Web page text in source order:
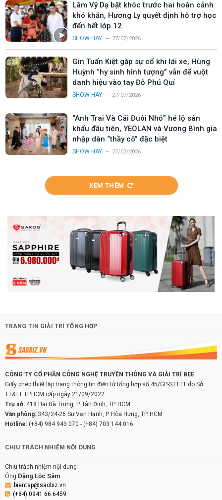
Lâm Vỹ Dạ bật khóc trước hai hoàn cảnh
khó khăn, Hương Ly quyết định hỗ trợ học
đến hết lớp 12
SHOW HAY 27/07/2026
Gin Tuấn Kiệt gặp sự cố khi lái xe, Hùng
Huỳnh “hy sinh hình tượng” vẫn để vuột
danh hiệu vào tay Đỗ Phú Quí
SHOW HAY 27/07/2026
“Anh Trai Và Cái Đuôi Nhỏ” hé lộ sân
khấu đầu tiên, YEOLAN và Vương Bình gia
nhập dàn “thầy cô” đặc biệt
SHOW HAY 27/07/2026
XEM THÊM
TRANG TIN GIẢI TRÍ TỔNG HỢP
CÔNG TY CỔ PHẦN CÔNG NGHỆ TRUYỀN THÔNG VÀ GIẢI TRÍ BEE
Giấy phép thiết lập trang thông tin điện tử tổng hợp số 45/GP-STTTT do Sở
TT&TT TP.HCM cấp ngày 21/09/2022
Trụ sở: 418 Hai Bà Trưng, P. Tân Định, TP. HCM
Văn phòng: 343/24-26 Sư Vạn Hạnh, P. Hòa Hưng, TP. HCM
Hotline: (+84) 984 943 070 - (+84) 703 144 016
CHỊU TRÁCH NHIỆM NỘI DUNG
Chịu trách nhiệm nội dung
Ông Đặng Lộc Sâm
bientap@saobiz.vn
(+84) 0941 66 6459